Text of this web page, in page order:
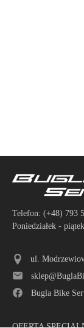
Telefon: (+48) 793
Poniedziałek -
ul.
Bugla Bike